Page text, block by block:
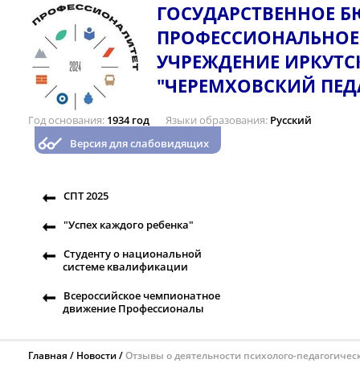
ГОСУДАРСТВЕННОЕ
УЧРЕЖДЕНИЕ
"ЧЕРЕМХОВСКИЙ
Год основания 1934 год Языки образования Русский
Версия для слабовидящих
СПТ 2025
"Успех каждого ребенка"
Студенту о национальной
системе квалификации
Всероссийское чемпионатное
движение Профессионалы
Главная Новости Отзывы о деятельности психолого-